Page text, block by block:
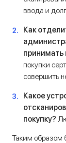
ввода и
Как
принимать
покупки
совершить
Какое
покупку?
Таким образом